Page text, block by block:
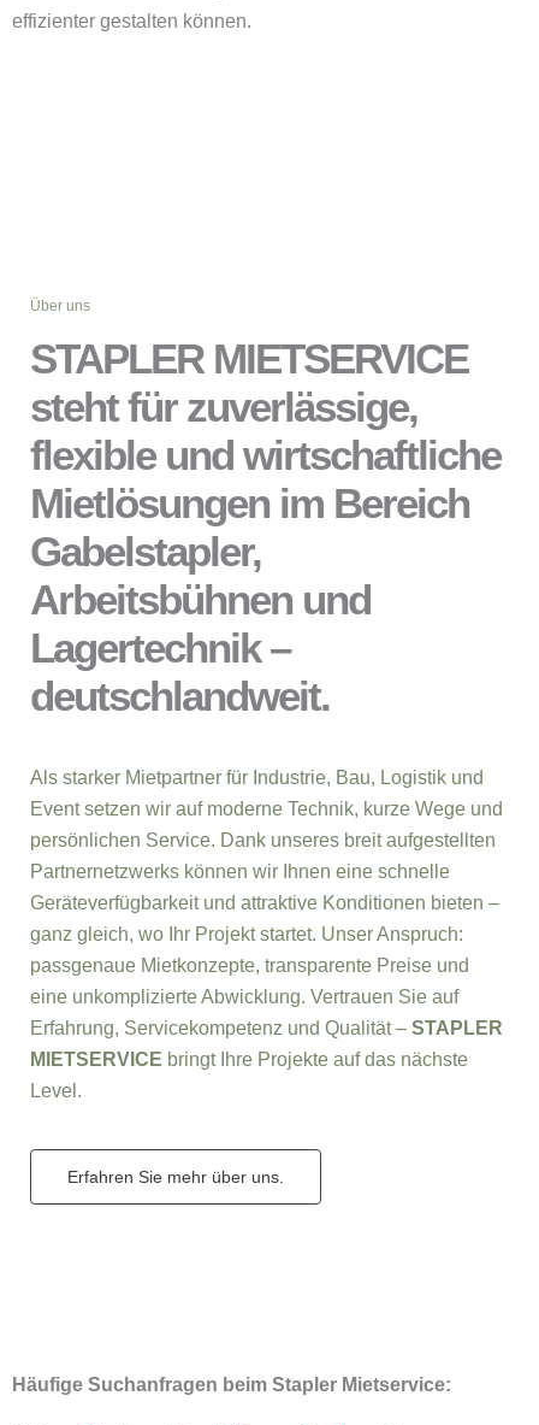
effizienter gestalten können.
Über uns
STAPLER MIETSERVICE
steht für zuverlässige,
flexible und wirtschaftliche
Mietlösungen im Bereich
Gabelstapler,
Arbeitsbühnen und
Lagertechnik –
deutschlandweit.
Als starker Mietpartner für Industrie, Bau, Logistik und
Event setzen wir auf moderne Technik, kurze Wege und
persönlichen Service. Dank unseres breit aufgestellten
Partnernetzwerks können wir Ihnen eine schnelle
Geräteverfügbarkeit und attraktive Konditionen bieten –
ganz gleich, wo Ihr Projekt startet. Unser Anspruch:
passgenaue Mietkonzepte, transparente Preise und
eine unkomplizierte Abwicklung. Vertrauen Sie auf
Erfahrung, Servicekompetenz und Qualität – STAPLER
MIETSERVICE bringt Ihre Projekte auf das nächste
Level.
Erfahren Sie mehr über uns.
Häufige Suchanfragen beim Stapler Mietservice: